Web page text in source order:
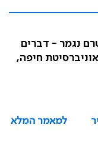
נגמר - דברים
חיפה,
למאמר המלא